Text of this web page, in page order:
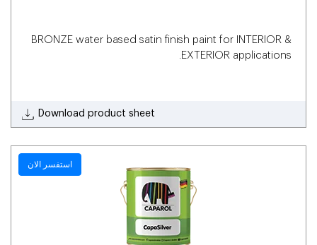
BRONZE water based satin finish paint for INTERIOR &
EXTERIOR applications.
Download product sheet
استفسر الان